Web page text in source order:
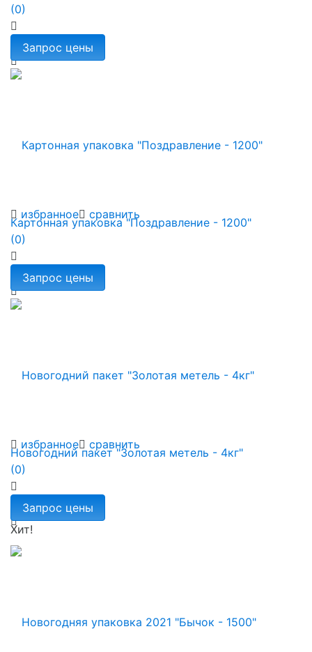
избранное сравнить
(0)
избранное сравнить
Картонная упаковка "Поздравление - 1200"
(0)
Новогодний пакет "Золотая метель - 4кг"
(0)
Хит!